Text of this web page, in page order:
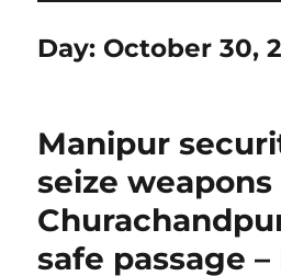
Day: October 30,
Manipur
seize weapons
safe passage –